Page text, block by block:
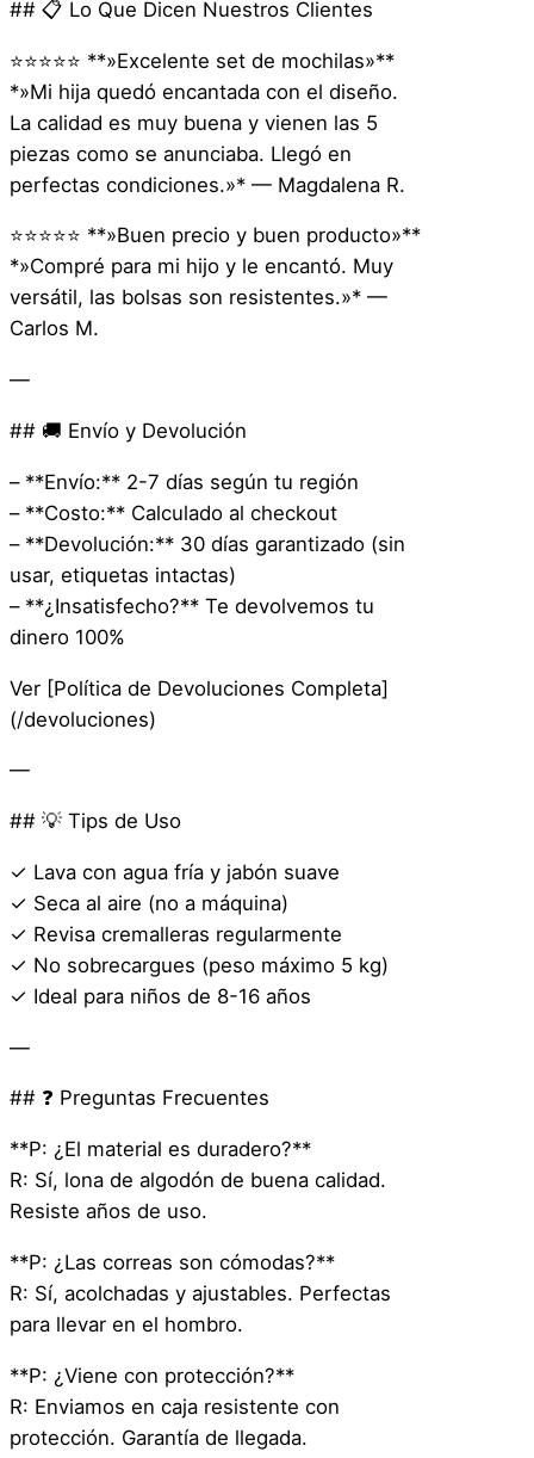
## 📋 Lo Que Dicen Nuestros Clientes
⭐⭐⭐⭐⭐ **»Excelente set de mochilas»**
*»Mi hija quedó encantada con el diseño.
La calidad es muy buena y vienen las 5
piezas como se anunciaba. Llegó en
perfectas condiciones.»* — Magdalena R.
⭐⭐⭐⭐⭐ **»Buen precio y buen producto»**
*»Compré para mi hijo y le encantó. Muy
versátil, las bolsas son resistentes.»* —
Carlos M.
—
## 🚚 Envío y Devolución
– **Envío:** 2-7 días según tu región
– **Costo:** Calculado al checkout
– **Devolución:** 30 días garantizado (sin
usar, etiquetas intactas)
– **¿Insatisfecho?** Te devolvemos tu
dinero 100%
Ver [Política de Devoluciones Completa]
(/devoluciones)
—
## 💡 Tips de Uso
✓ Lava con agua fría y jabón suave
✓ Seca al aire (no a máquina)
✓ Revisa cremalleras regularmente
✓ No sobrecargues (peso máximo 5 kg)
✓ Ideal para niños de 8-16 años
—
## ❓ Preguntas Frecuentes
**P: ¿El material es duradero?**
R: Sí, lona de algodón de buena calidad.
Resiste años de uso.
**P: ¿Las correas son cómodas?**
R: Sí, acolchadas y ajustables. Perfectas
para llevar en el hombro.
**P: ¿Viene con protección?**
R: Enviamos en caja resistente con
protección. Garantía de llegada.